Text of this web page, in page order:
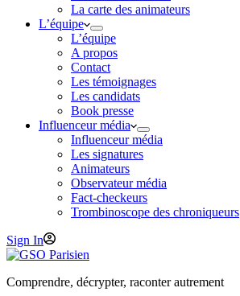
La carte des animateurs
L’équipe
L’équipe
A propos
Contact
Les témoignages
Les candidats
Book presse
Influenceur média
Influenceur média
Les signatures
Animateurs
Observateur média
Fact-checkeurs
Trombinoscope des chroniqueurs
Sign In
Comprendre, décrypter, raconter autrement